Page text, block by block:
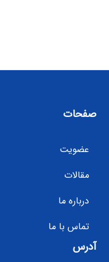
صفحات
عضویت
مقالات
درباره ما
تماس با ما
آدرس